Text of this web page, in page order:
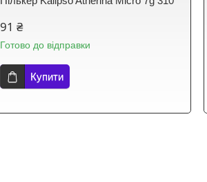
91 ₴
Готово до відправки
Купити